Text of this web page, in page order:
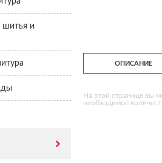
шитья и
ОПИСАНИЕ
На этой странице вы
необходимое